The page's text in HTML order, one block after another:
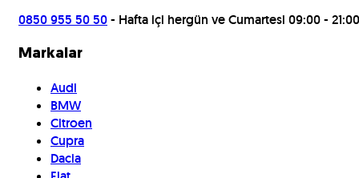
0850 955 50 50- Hafta içi hergün ve Cumartesi 09:00 - 21:00
Markalar
Audi
BMW
Citroen
Cupra
Dacia